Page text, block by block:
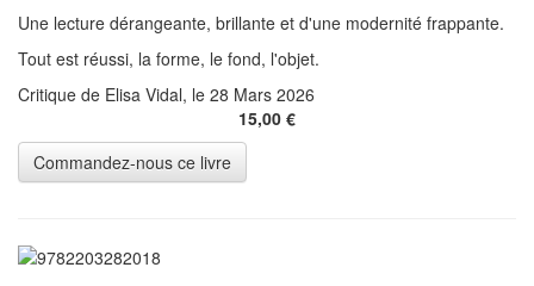
Une lecture dérangeante, brillante et d'une modernité frappante.
Tout est réussi, la forme, le fond, l'objet.
Critique de Elisa Vidal, le 28 Mars 2026
15,00 €